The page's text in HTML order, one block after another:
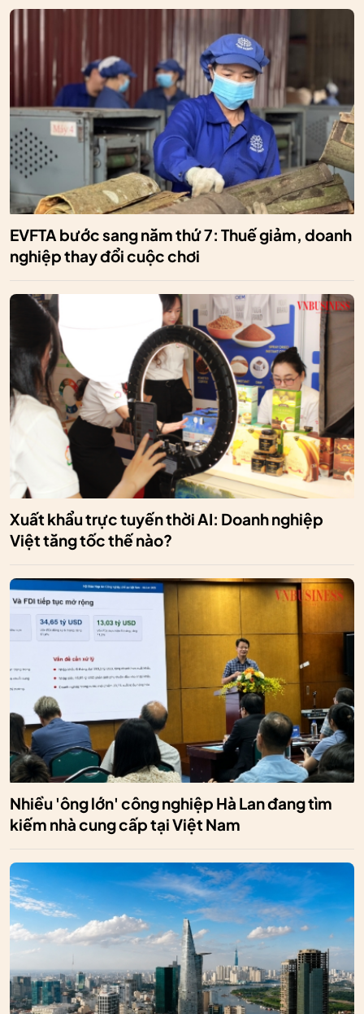
EVFTA bước sang năm thứ 7: Thuế giảm, doanh
nghiệp thay đổi cuộc chơi
Xuất khẩu trực tuyến thời AI: Doanh nghiệp
Việt tăng tốc thế nào?
Nhiều 'ông lớn' công nghiệp Hà Lan đang tìm
kiếm nhà cung cấp tại Việt Nam